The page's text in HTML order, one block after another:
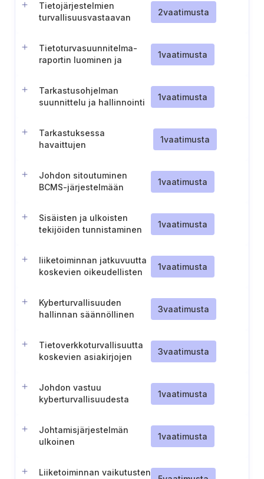
Tietojärjestelmien
turvallisuusvastaavan
2vaatimusta
Tietoturvasuunnitelma-
raportin luominen ja
1vaatimusta
Tarkastusohjelman
suunnittelu ja hallinnointi
1vaatimusta
Tarkastuksessa
havaittujen
1vaatimusta
Johdon sitoutuminen
BCMS-järjestelmään
1vaatimusta
Sisäisten ja ulkoisten
tekijöiden tunnistaminen
varten.
1vaatimusta
liiketoiminnan jatkuvuutta
koskevien oikeudellisten
1vaatimusta
Kyberturvallisuuden
hallinnan säännöllinen
3vaatimusta
Tietoverkkoturvallisuutta
koskevien asiakirjojen
3vaatimusta
Johdon vastuu
kyberturvallisuudesta
1vaatimusta
Johtamisjärjestelmän
ulkoinen
1vaatimusta
Liiketoiminnan vaikutusten